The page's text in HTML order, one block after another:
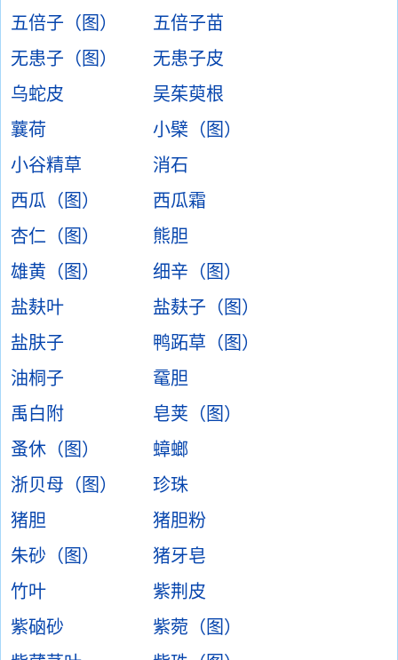
五倍子（图）
五倍子苗
无患子（图）
无患子皮
乌蛇皮
吴茱萸根
蘘荷
小檗（图）
小谷精草
消石
西瓜（图）
西瓜霜
杏仁（图）
熊胆
雄黄（图）
细辛（图）
盐麸叶
盐麸子（图）
盐肤子
鸭跖草（图）
油桐子
鼋胆
禹白附
皂荚（图）
蚤休（图）
蟑螂
浙贝母（图）
珍珠
猪胆
猪胆粉
朱砂（图）
猪牙皂
竹叶
紫荆皮
紫硇砂
紫菀（图）